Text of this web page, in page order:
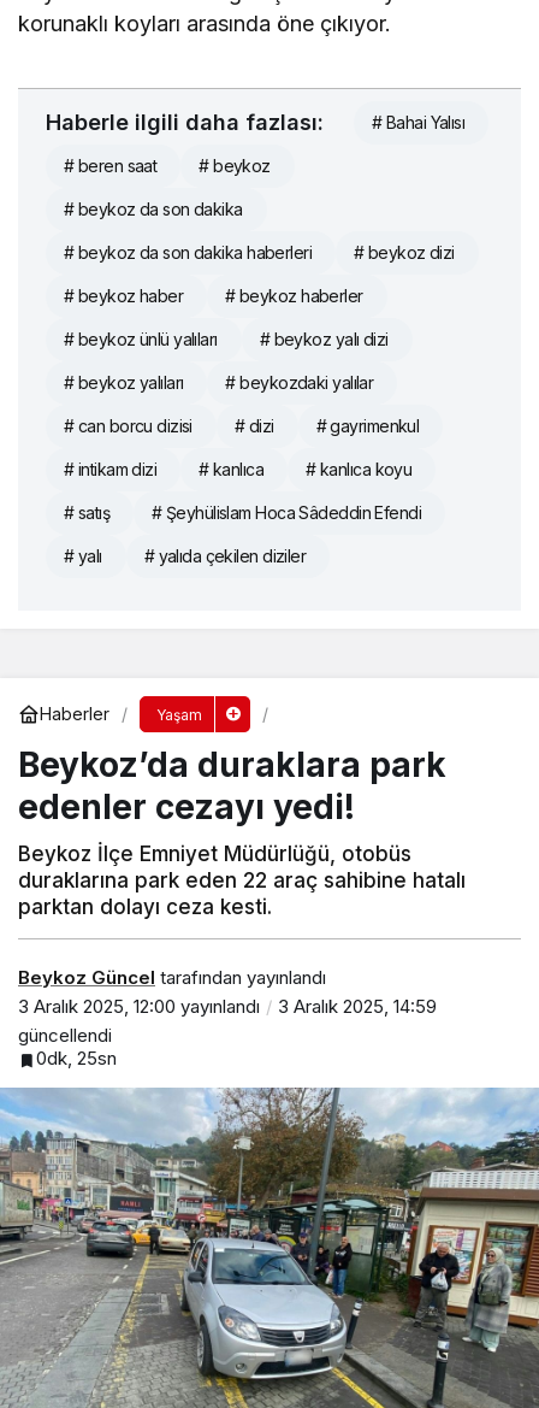
korunaklı koyları arasında öne çıkıyor.
Haberle ilgili daha fazlası: # Bahai Yalısı
# beren saat # beykoz
# beykoz da son dakika
# beykoz da son dakika haberleri # beykoz dizi
# beykoz haber # beykoz haberler
# beykoz ünlü yalıları # beykoz yalı dizi
# beykoz yalıları # beykozdaki yalılar
# can borcu dizisi # dizi # gayrimenkul
# intikam dizi # kanlıca # kanlıca koyu
# satış # Şeyhülislam Hoca Sâdeddin Efendi
# yalı # yalıda çekilen diziler
Haberler Yaşam
Beykoz’da duraklara park
edenler cezayı yedi!
Beykoz İlçe Emniyet Müdürlüğü, otobüs
duraklarına park eden 22 araç sahibine hatalı
parktan dolayı ceza kesti.
Beykoz Güncel tarafından yayınlandı
3 Aralık 2025, 12:00 yayınlandı
3 Aralık 2025, 14:59
güncellendi
0dk, 25sn